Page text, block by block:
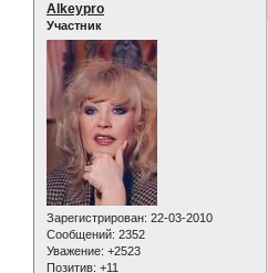
Alkeypro
Участник
Зарегистрирован: 22-03-2010
Сообщений: 2352
Уважение: +2523
Позитив: +11